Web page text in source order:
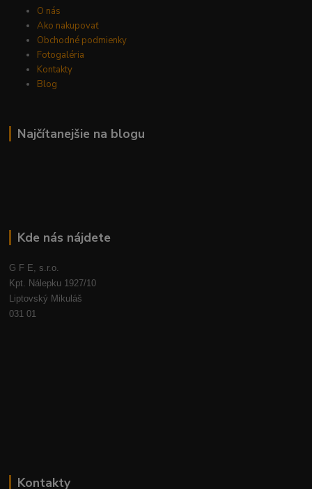
O nás
Ako nakupovať
Obchodné podmienky
Fotogaléria
Kontakty
Blog
Najčítanejšie na blogu
Kde nás nájdete
G F E, s.r.o.
Kpt. Nálepku 1927/10
Liptovský Mikuláš
031 01
Kontakty